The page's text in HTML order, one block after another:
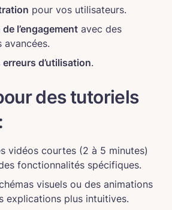
pour vos utilisateurs.
l’engagement avec des
d’utilisation.
des tutoriels
vidéos courtes (2 à 5 minutes)
fonctionnalités spécifiques.
visuels ou des animations
explications plus intuitives.